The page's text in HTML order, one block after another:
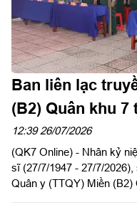
Ban liên lạc
(B2) Quân khu
12:39 26/07/2026
(QK7 Online) - Nhân kỷ
sĩ (27/7/1947 - 27/7/
Quân y (TTQY) Miền (B2)